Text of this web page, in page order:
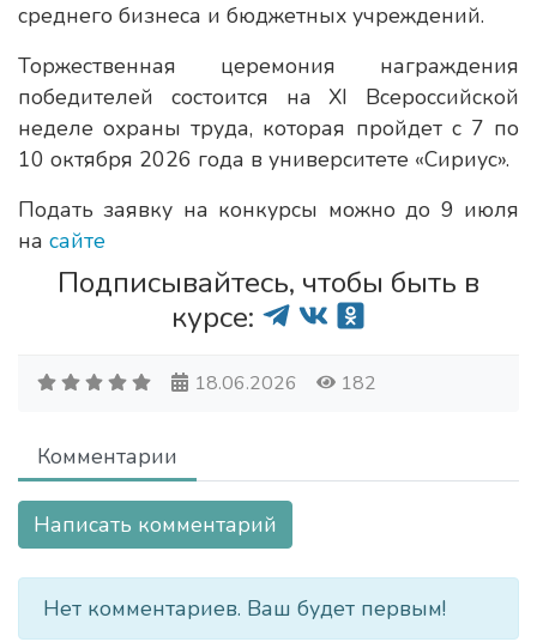
среднего бизнеса и бюджетных учреждений.
Торжественная церемония награждения
победителей состоится на XI Всероссийской
неделе охраны труда, которая пройдет с 7 по
10 октября 2026 года в университете «Сириус».
Подать заявку на конкурсы можно до 9 июля
на сайте
Подписывайтесь, чтобы быть в
курсе:
18.06.2026 182
Комментарии
Написать комментарий
Нет комментариев. Ваш будет первым!